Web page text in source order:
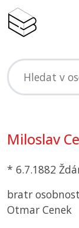
Miloslav
* 6.7.1882
bratr
Otmar Cenek